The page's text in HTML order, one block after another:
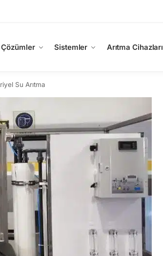
Çözümler Sistemler Arıtma Cihazları
Su Arıtma